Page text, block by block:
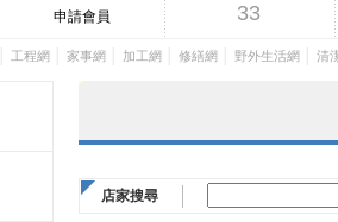
申請會員 33
工程網 家事網 加工網 修繕網 野外生活網 清
店家搜尋